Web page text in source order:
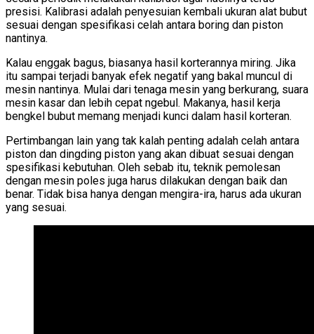
presisi. Kalibrasi adalah penyesuian kembali ukuran alat bubut
sesuai dengan spesifikasi celah antara boring dan piston
nantinya.
Kalau enggak bagus, biasanya hasil korterannya miring. Jika
itu sampai terjadi banyak efek negatif yang bakal muncul di
mesin nantinya. Mulai dari tenaga mesin yang berkurang, suara
mesin kasar dan lebih cepat ngebul. Makanya, hasil kerja
bengkel bubut memang menjadi kunci dalam hasil korteran.
Pertimbangan lain yang tak kalah penting adalah celah antara
piston dan dingding piston yang akan dibuat sesuai dengan
spesifikasi kebutuhan. Oleh sebab itu, teknik pemolesan
dengan mesin poles juga harus dilakukan dengan baik dan
benar. Tidak bisa hanya dengan mengira-ira, harus ada ukuran
yang sesuai.